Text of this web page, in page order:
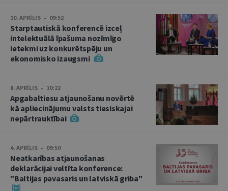
10. APRĪLIS • 09:52
Starptautiskā konferencē izceļ
intelektuālā īpašuma nozīmīgo
ietekmi uz konkurētspēju un
ekonomisko izaugsmi
8. APRĪLIS • 10:22
Apgabaltiesu atjaunošanu novērtē
kā apliecinājumu valsts tiesiskajai
nepārtrauktībai
4. APRĪLIS • 09:50
Neatkarības atjaunošanas
deklarācijai veltīta konference:
"Baltijas pavasaris un latviskā griba"